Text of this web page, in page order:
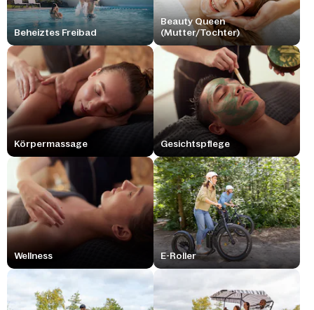
Beheiztes Freibad
Beauty Queen
(Mutter/Tochter)
Körpermassage Gesichtspflege
Wellness E-Roller